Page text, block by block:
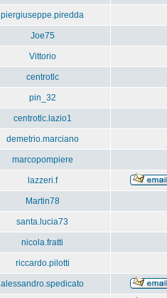
piergiuseppe.piredda
Joe75
Vittorio
centrotlc
pin_32
centrotlc.lazio1
demetrio.marciano
marcopompiere
lazzeri.f
Martin78
santa.lucia73
nicola.fratti
riccardo.pilotti
alessandro.spedicato